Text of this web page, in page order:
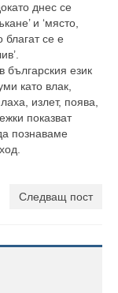
днес се
и ‘място,
благат се е
език
като влак,
излет, поява,
показват
познаваме
Следващ пост